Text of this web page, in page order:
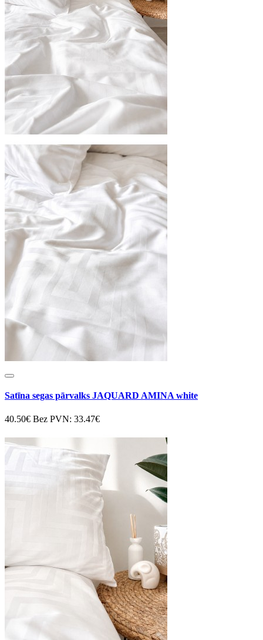
Satīna segas pārvalks JAQUARD AMINA white
40.50€ Bez PVN: 33.47€